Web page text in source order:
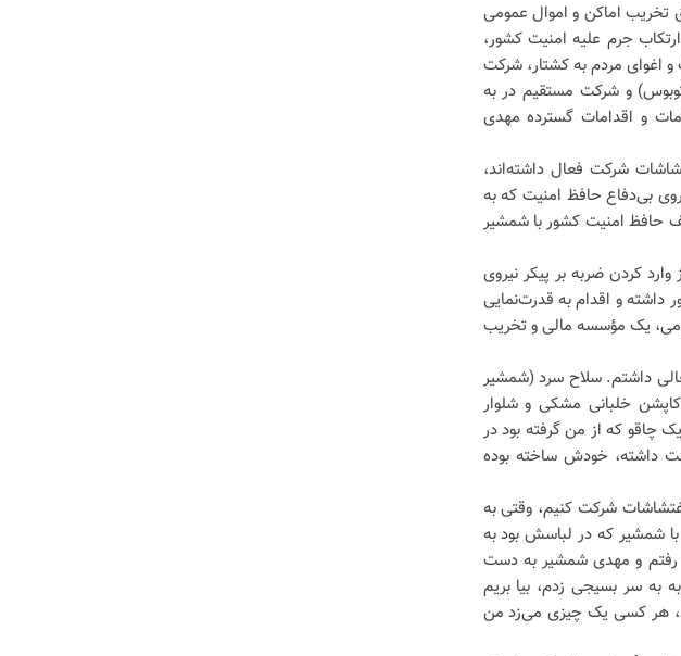
تخریب اماکن و اموال عمومی
جرم علیه امنیت کشور،
اغوای مردم به کشتار، شرکت
و شرکت مستقیم در به
و اقدامات گسترده مهدی
شرکت فعال داشته‌اند،
بی‌دفاع حافظ امنیت که به
حافظ امنیت کشور با شمشیر
کردن ضربه بر پیکر نیروی
و اقدام به قدرت‌نمایی
یک مؤسسه مالی و تخریب
طبرسی حضور فعالی داشتم. سلاح سرد (شمشیر
خلبانی مشکی و شلوار
که از من گرفته بود در
داشته، خودش ساخته بوده
شرکت کنیم، وقتی به
داد، خودش هم با شمشیر که در لباسش بود به
رفتم و مهدی شمشیر به دست
سر بسیجی زدم، بیا بریم
هر کسی یک چیزی می‌زد من